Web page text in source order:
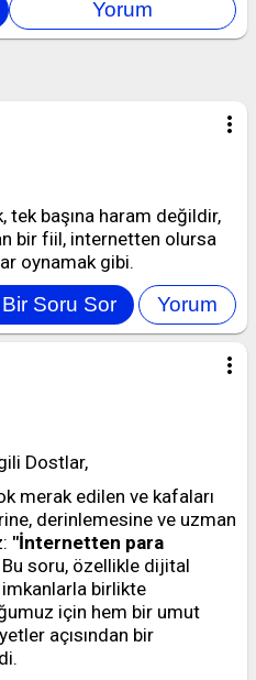
more_vert
tek başına haram değildir,
bir fiil, internetten olursa
oynamak gibi.
more_vert
Dostlar,
merak edilen ve kafaları
derinlemesine ve uzman
"İnternetten para
Bu soru, özellikle dijital
birlikte
için hem bir umut
açısından bir